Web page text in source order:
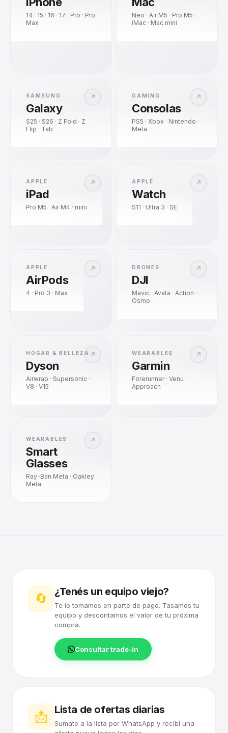
14 · 15 · 16 · 17 · Pro · Pro
Max
Neo · Air M5 · Pro M5 ·
iMac · Mac mini
↗
SAMSUNG
Galaxy
S25 · S26 · Z Fold · Z
Flip · Tab
↗
GAMING
Consolas
PS5 · Xbox · Nintendo ·
Meta
↗
APPLE
iPad
Pro M5 · Air M4 · mini
↗
APPLE
Watch
S11 · Ultra 3 · SE
↗
APPLE
AirPods
4 · Pro 3 · Max
↗
DRONES
DJI
Mavic · Avata · Action ·
Osmo
↗
HOGAR & BELLEZA
Dyson
Airwrap · Supersonic ·
V8 · V15
↗
WEARABLES
Garmin
Forerunner · Venu ·
Approach
↗
WEARABLES
Smart
Glasses
Ray-Ban Meta · Oakley
Meta
🔄 ¿Tenés un equipo viejo?
Te lo tomamos en parte de pago. Tasamos tu
equipo y descontamos el valor de tu próxima
compra.
Consultar trade-in
📩 Lista de ofertas diarias
Sumate a la lista por WhatsApp y recibí una